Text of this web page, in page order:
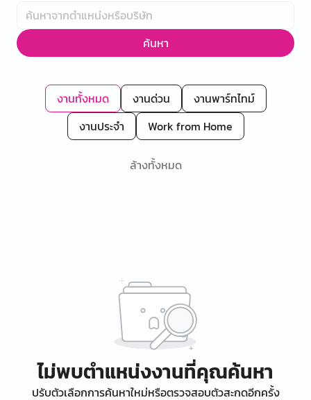
ค้นหา
งานทั้งหมด งานด่วน
งานพาร์ทไทม์
งานประจำ
Work from Home
ล้างทั้งหมด
ไม่พบตำแหน่งงานที่คุณค้นหา
ปรับตัวเลือกการค้นหาใหม่หรือตรวจสอบตัวสะกดอีกครั้ง